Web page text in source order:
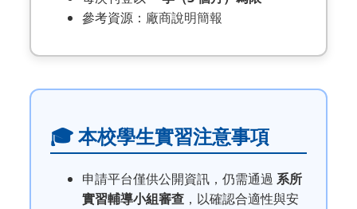
參考資源： 廠商說明簡報
🎓 本校學生實習注意事項
申請平台僅供公開資訊，仍需通過 系所
實習輔導小組審查 ，以確認合適性與安